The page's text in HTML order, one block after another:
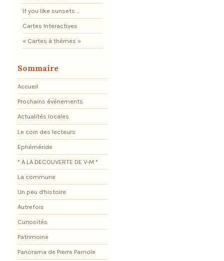
If you like sunsets ...
Cartes Interactives
« Cartes à thèmes »
Sommaire
Accueil
Prochains événements
Actualités locales
Le coin des lecteurs
Ephéméride
* A LA DECOUVERTE DE V-M *
La commune
Un peu d'histoire
Autrefois
Curiosités
Patrimoine
Panorama de Pierre Pamole